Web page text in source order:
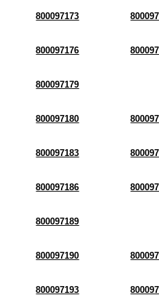
800097173
800097176
800097179
800097180
800097183
800097186
800097189
800097190
800097193